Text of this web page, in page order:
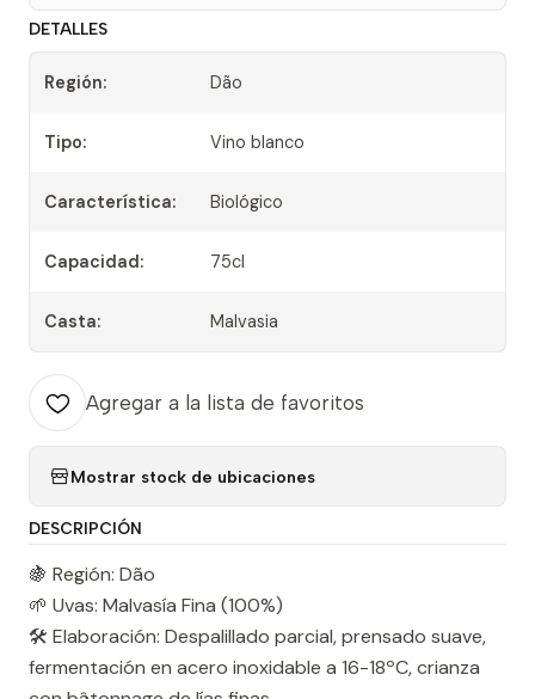
DETALLES
Región: Dão
Tipo: Vino blanco
Característica: Biológico
Capacidad: 75cl
Casta: Malvasia
Agregar a la lista de favoritos
Mostrar stock de ubicaciones
DESCRIPCIÓN
🍇 Región: Dão
🌱 Uvas: Malvasía Fina (100%)
🛠️ Elaboración: Despalillado parcial, prensado suave,
fermentación en acero inoxidable a 16-18ºC, crianza